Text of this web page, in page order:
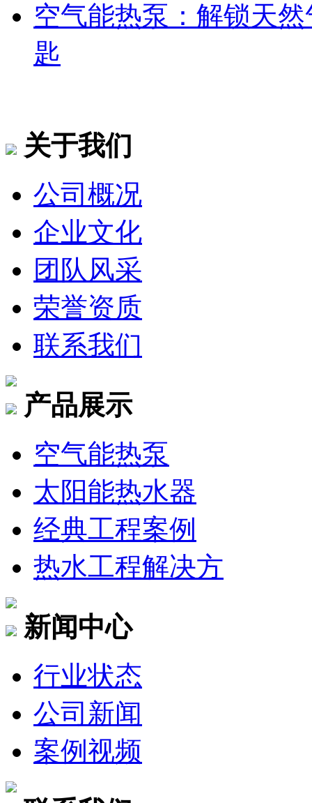
空气能热泵：解锁天
匙
关于我们
公司概况
企业文化
团队风采
荣誉资质
联系我们
产品展示
空气能热泵
太阳能热水器
经典工程案例
热水工程解决方
新闻中心
行业状态
公司新闻
案例视频